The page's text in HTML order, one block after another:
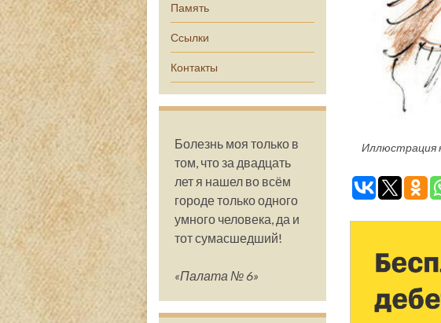
Память
Ссылки
Контакты
Болезнь моя только в
том, что за двадцать
лет я нашел во всём
городе только одного
умного человека, да и
тот сумасшедший!
«Палата № 6»
Иллюстрация к